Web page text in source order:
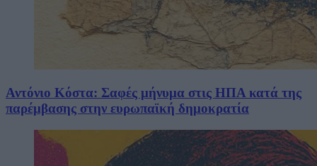
Αντόνιο Κόστα: Σαφές μήνυμα στις ΗΠΑ κατά της
παρέμβασης στην ευρωπαϊκή δημοκρατία